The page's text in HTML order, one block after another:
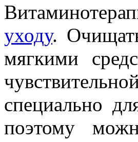
уходу.
мягкими
специально
поэтому